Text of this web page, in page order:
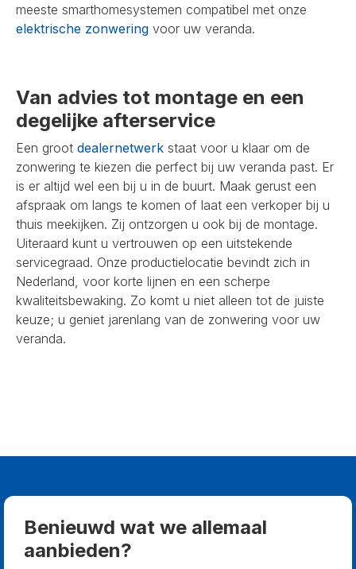
meeste smarthomesystemen compatibel met onze
elektrische zonwering voor uw veranda.
Van advies tot montage en een
degelijke afterservice
Een groot dealernetwerk staat voor u klaar om de
zonwering te kiezen die perfect bij uw veranda past. Er
is er altijd wel een bij u in de buurt. Maak gerust een
afspraak om langs te komen of laat een verkoper bij u
thuis meekijken. Zij ontzorgen u ook bij de montage.
Uiteraard kunt u vertrouwen op een uitstekende
servicegraad. Onze productielocatie bevindt zich in
Nederland, voor korte lijnen en een scherpe
kwaliteitsbewaking. Zo komt u niet alleen tot de juiste
keuze; u geniet jarenlang van de zonwering voor uw
veranda.
Benieuwd wat we allemaal
aanbieden?